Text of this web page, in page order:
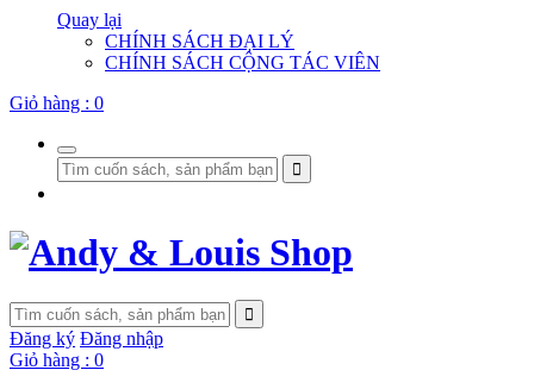
Quay lại
CHÍNH SÁCH ĐẠI LÝ
CHÍNH SÁCH CỘNG TÁC VIÊN
Giỏ hàng : 0
Đăng ký Đăng nhập
Giỏ hàng : 0